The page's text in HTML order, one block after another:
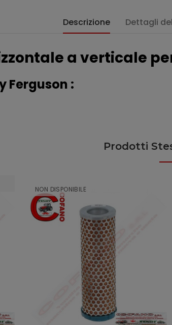
Descrizione Dettagli
a verticale
Ferguson :
Prodotti
NON DISPONIBILE